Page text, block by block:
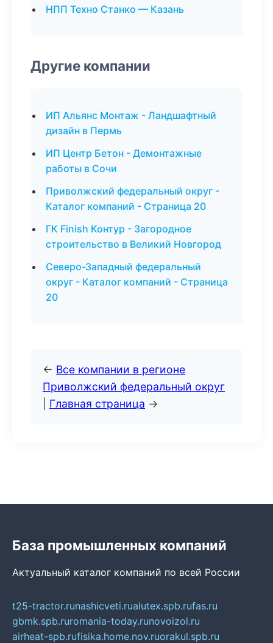
НПП Техно Станко — Казань
Другие компании
ИП Альянс Монтаж - Ландшафтный
дизайн в Пермь
ИП Центр Бетон - Демонтажные
работы в Сочи
Приволжский федеральный округ -
Каталог компаний - Страница 20
ГК Finish Контур - Загородное
строительство в Великий Новгород
Северо-Западный федеральный
округ - Каталог компаний - Страница
20
← Все компании в регионе
Приволжский федеральный округ
Главная страница →
База промышленных компаний
Актуальный каталог компаний по всей России
t25-tractor.runashicveti.rualutex.spb.rufas.ru
gbmk.spb.ruromania-today.runovoizol.ru
airheat-spb.rufisika.home.nov.ruorakul.spb.ru